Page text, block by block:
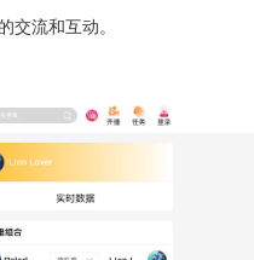
流和互动。